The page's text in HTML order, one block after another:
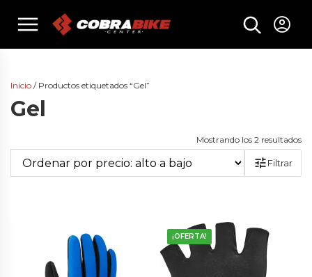
menu
Inicio / Productos etiquetados “Gel”
Gel
Mostrando los 2 resultados
Filtrar
¡OFERTA!